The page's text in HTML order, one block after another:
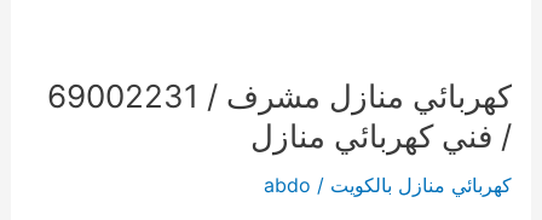
كهربائي منازل مشرف / 69002231
/ فني كهربائي منازل
كهربائي منازل بالكويت /
abdo